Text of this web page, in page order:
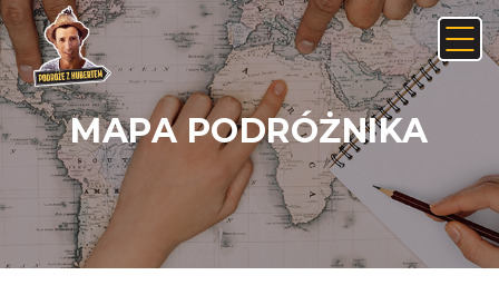
MAPA PODRÓŻNIKA
Anuluj Usuń
Nie, anuluj Tak, usuń
JAK ZNALEŹĆ LINK NA ANDROIDZIE: